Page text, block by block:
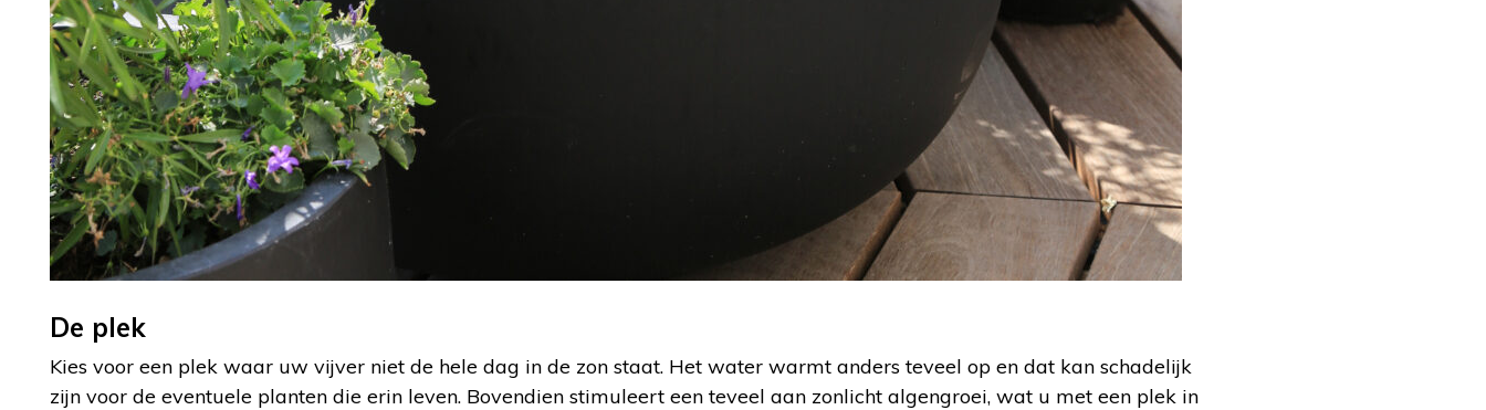
De plek
Kies voor een plek waar uw vijver niet de hele dag in de zon staat. Het water warmt anders teveel op en dat kan schadelijk
zijn voor de eventuele planten die erin leven. Bovendien stimuleert een teveel aan zonlicht algengroei, wat u met een plek in